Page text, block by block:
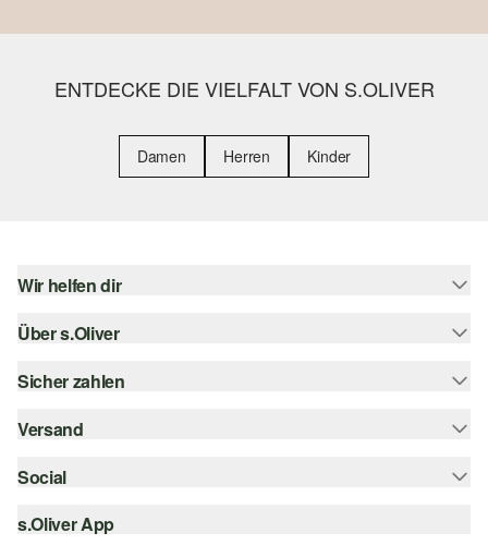
ENTDECKE DIE VIELFALT VON S.OLIVER
Damen Herren Kinder
Wir helfen dir
Hilfe & FAQ
Über s.Oliver
Newsletter
Wunschliste
Sicher zahlen
Rechnung
Versand
Sendungsverfolgung
SwissPost
Social
instagram
s.Oliver App